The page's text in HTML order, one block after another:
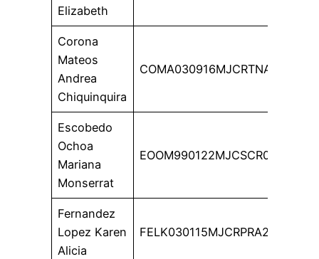
Elizabeth
Corona
Mateos
Andrea
Chiquinquira
COMA030916MJCRTNA5
Escobedo
Ochoa
Mariana
Monserrat
EOOM990122MJCSCR03
Fernandez
Lopez Karen
Alicia
FELK030115MJCRPRA2